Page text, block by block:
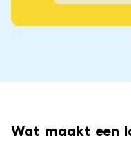
Wat maakt een